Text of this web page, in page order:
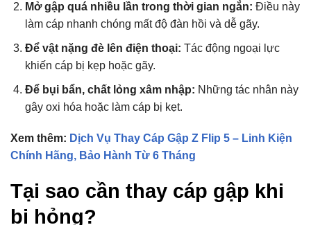
Mở gập quá nhiều lần trong thời gian ngắn: Điều này
làm cáp nhanh chóng mất độ đàn hồi và dễ gãy.
Để vật nặng đè lên điện thoại: Tác động ngoại lực
khiến cáp bị kẹp hoặc gãy.
Để bụi bẩn, chất lỏng xâm nhập: Những tác nhân này
gây oxi hóa hoặc làm cáp bị kẹt.
Xem thêm: Dịch Vụ Thay Cáp Gập Z Flip 5 – Linh Kiện
Chính Hãng, Bảo Hành Từ 6 Tháng
Tại sao cần thay cáp gập khi
bị hỏng?